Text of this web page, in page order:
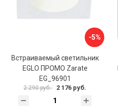
-5%
Встраиваемый светильник
EGLO ПРОМО Zarate
EG_96901
2 290 руб. 2 176 руб.